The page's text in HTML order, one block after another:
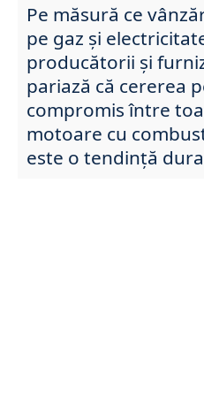
Pe măsură ce
pe gaz și
producătorii și
pariază că cererea
compromis între
motoare cu
este o tendință